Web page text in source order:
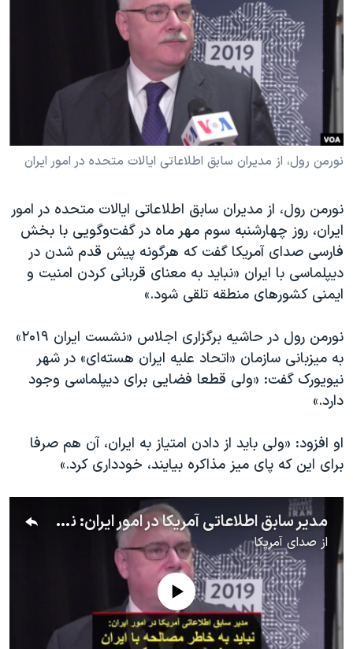
فرهنگ و زندگی
حقوق شهروندی
اقتصادی
علم و فناوری
اسرائیل در جنگ
گالری عکس
مستندها
انتخابات ریاست جمهوری آمریکا ۲۰۲۴
حمله جمهوری اسلامی به اسرائیل
رمز مهسا
ورزش زنان در ایران
اعتراضات زن، زندگی، آزادی
تریبونال مردمی آبان ۹۸
دادگاه حمید نوری
چهل سال گروگان‌گیری
قانون شفافیت دارائی کادر رهبری ایران
اسرائیل در جنگ
نرگس محمدی برنده جایزه نوبل صلح
صفحه‌های ویژه
سفر پرزیدنت ترامپ به چین
دنبال کنید
زبانهای مختلف
نورمن رول، از مدیران سابق اطلاعاتی ایالات متحده در امور ایران
نورمن رول، از مدیران سابق اطلاعاتی ایالات متحده در امور
ایران، روز چهارشنبه سوم مهر ماه در گفت‌وگویی با بخش
فارسی صدای آمریکا گفت که هرگونه پیش‌ قدم شدن در
دیپلماسی با ایران «نباید به معنای قربانی کردن امنیت و
ایمنی کشورهای منطقه تلقی شود.»‌
نورمن رول در حاشیه برگزاری اجلاس «نشست ایران ۲۰۱۹»
به میزبانی سازمان «اتحاد علیه ایران هسته‌ای» در شهر
نیویورک گفت: «ولی قطعا فضایی برای دیپلماسی وجود
دارد.»
او افزود: «ولی باید از دادن امتیاز به ایران، آن هم صرفا
برای این که پای میز مذاکره بیایند،‌ خودداری کرد.»
مدیر سابق اطلاعاتی آمریکا در امور ایران: نباید به خاطر مصالحه با ایران، منافع آمریکا و دیگران به خطر بیفتد
از صدای آمریکا
No media source currently available